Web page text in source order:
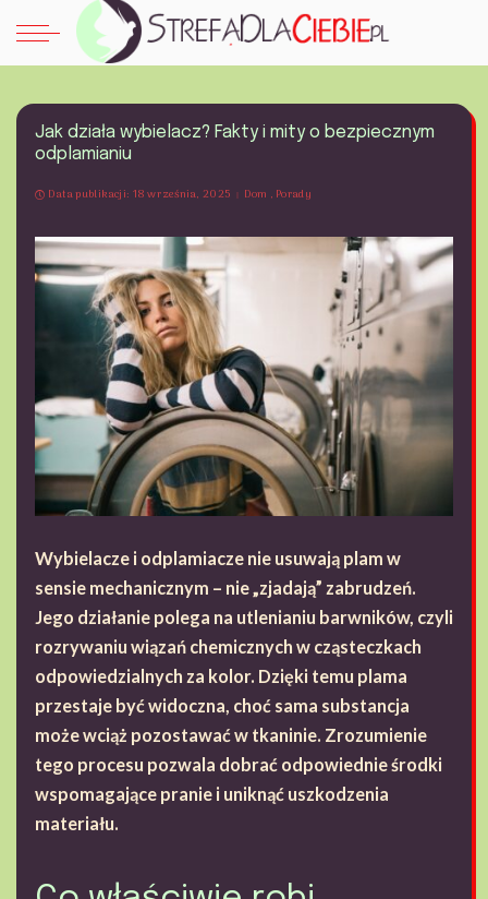
Jak działa wybielacz? Fakty i mity o bezpiecznym
odplamianiu
Data publikacji: 18 września, 2025 Dom Porady
Wybielacze i odplamiacze nie usuwają plam w
sensie mechanicznym – nie „zjadają” zabrudzeń.
Jego działanie polega na utlenianiu barwników, czyli
rozrywaniu wiązań chemicznych w cząsteczkach
odpowiedzialnych za kolor. Dzięki temu plama
przestaje być widoczna, choć sama substancja
może wciąż pozostawać w tkaninie. Zrozumienie
tego procesu pozwala dobrać odpowiednie środki
wspomagające pranie i uniknąć uszkodzenia
materiału.